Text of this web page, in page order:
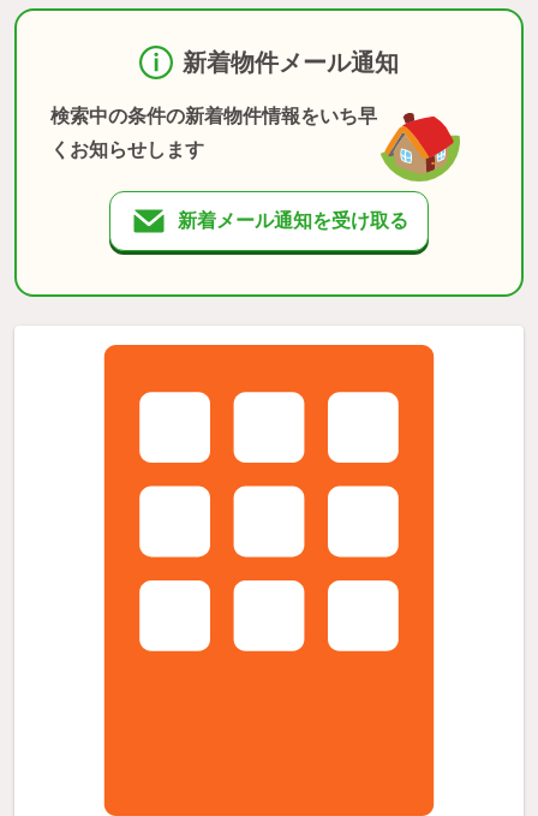
新着物件メール通知
検索中の条件の新着物件情報をいち早
くお知らせします
新着メール通知を受け取る